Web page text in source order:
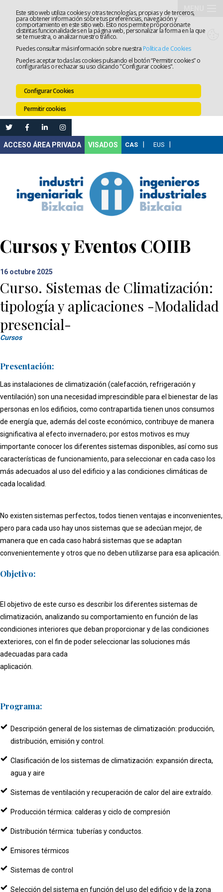
Este sitio web utiliza cookies y otras tecnologías, propias y de terceros,
para obtener información sobre tus preferencias, navegación y
comportamiento en este sitio web. Esto nos permite proporcionarte
distintas funcionalidades en la página web, personalizar la forma en la que
se te muestra, o analizar nuestro tráfico.
Puedes consultar más información sobre nuestra Política de Cookies
Puedes aceptar todas las cookies pulsando el botón “Permitir cookies” o
configurarlas o rechazar su uso clicando "Configurar cookies".
Configurar Cookies
Permitir cookies
VISADOS
Cursos y Eventos COIIB
16 octubre 2025
Curso. Sistemas de Climatización:
tipología y aplicaciones -Modalidad
presencial-
Cursos
Presentación:
Las instalaciones de climatización (calefacción, refrigeración y
ventilación) son una necesidad imprescindible para el bienestar de las
personas en los edificios, como contrapartida tienen unos consumos
de energía que, además del coste económico, contribuye de manera
significativa al efecto invernadero; por estos motivos es muy
importante conocer los diferentes sistemas disponibles, así como sus
características de funcionamiento, para seleccionar en cada caso los
más adecuados al uso del edificio y a las condiciones climáticas de
cada localidad.
No existen sistemas perfectos, todos tienen ventajas e inconvenientes,
pero para cada uso hay unos sistemas que se adecúan mejor, de
manera que en cada caso habrá sistemas que se adaptan
convenientemente y otros que no deben utilizarse para esa aplicación.
Objetivo:
El objetivo de este curso es describir los diferentes sistemas de
climatización, analizando su comportamiento en función de las
condiciones interiores que deban proporcionar y de las condiciones
exteriores, con el fin de poder seleccionar las soluciones más
adecuadas para cada
aplicación.
Programa:
Descripción general de los sistemas de climatización: producción,
distribución, emisión y control.
Clasificación de los sistemas de climatización: expansión directa,
agua y aire
Sistemas de ventilación y recuperación de calor del aire extraído.
Producción térmica: calderas y ciclo de compresión
Distribución térmica: tuberías y conductos.
Emisores térmicos
Sistemas de control
Selección del sistema en función del uso del edificio y de la zona
El
Colegio
Empleo
Ventanilla